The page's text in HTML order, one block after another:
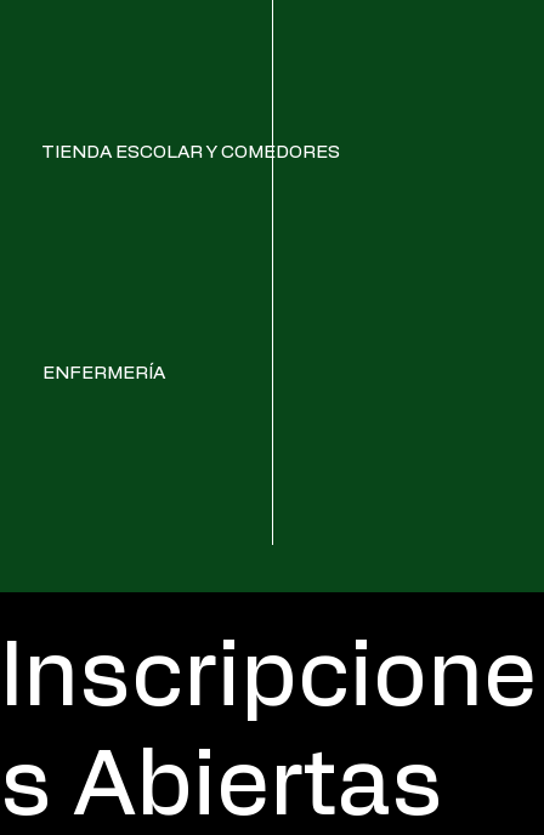
TIENDA ESCOLAR Y COMEDORES
ENFERMERÍA
Inscripcione
s Abiertas